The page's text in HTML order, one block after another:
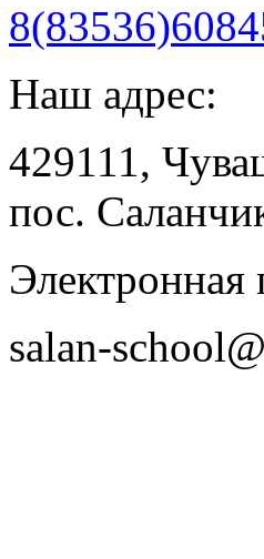
Наш адрес:
429111,
пос.
Электронная
salan-